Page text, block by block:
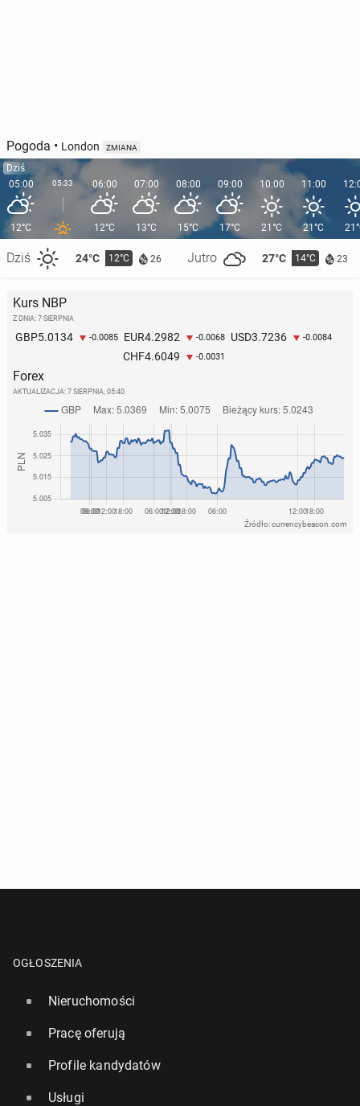
Pogoda • London ZMIANA
Dziś
05:00
12°C
Dziś 24°C 12°C 26 Jutro 27°C 14°C 23
05:33 06:00
12°C
07:00
13°C
08:00
15°C
09:00
17°C
10:00
21°C
11:00
21°C
Kurs NBP
Z DNIA: 7 SIERPNIA
GBP5.0134 -0.0085 EUR4.2982 -0.0068 USD3.7236 -0.0084
CHF4.6049 -0.0031
Forex
AKTUALIZACJA: 7 SIERPNIA, 05:40
Źródło: currencybeacon.com
OGŁOSZENIA
Nieruchomości
Pracę oferują
Profile kandydatów
Usługi